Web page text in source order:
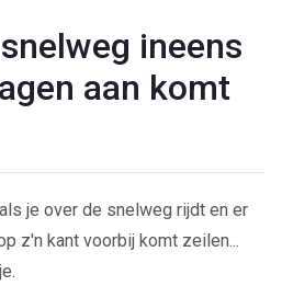
ineens
aan komt
je over de snelweg rijdt en er
z'n kant voorbij komt zeilen...